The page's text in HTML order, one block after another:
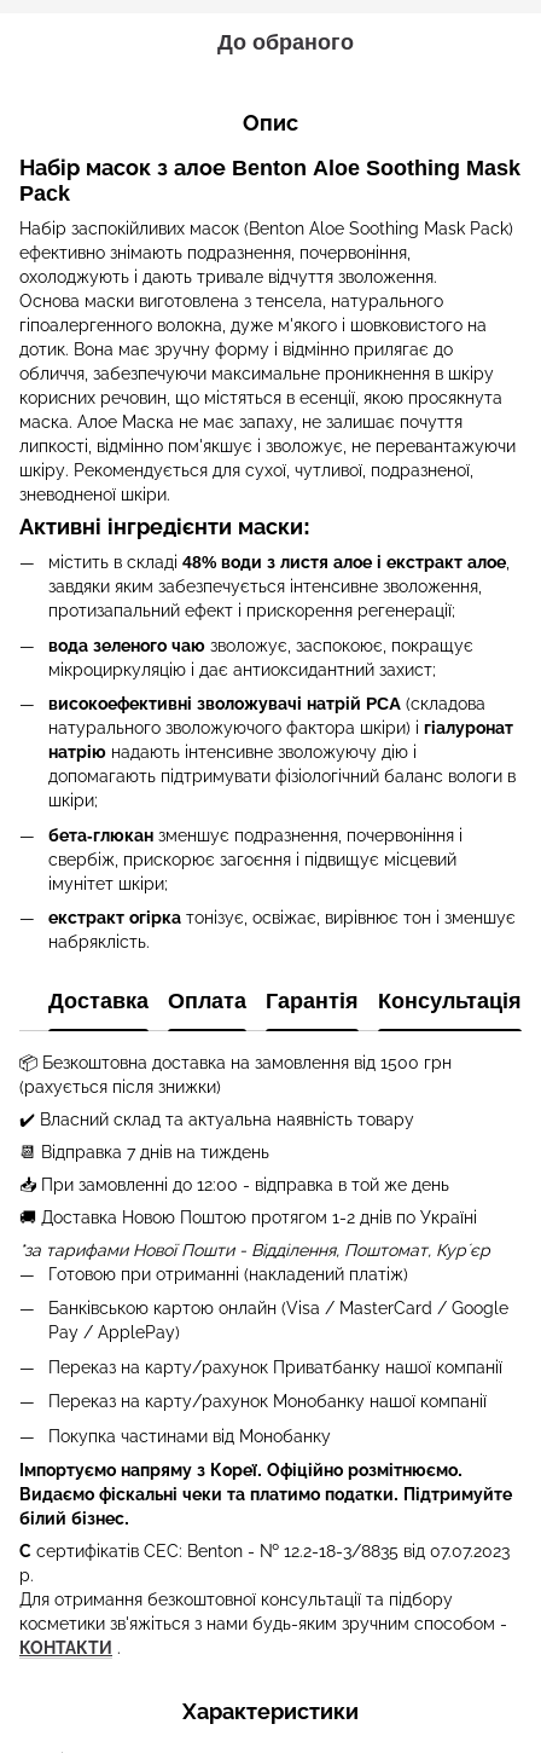
До обраного
Опис
Набір масок з алое Benton Aloe Soothing Mask
Pack
Набір заспокійливих масок (Benton Aloe Soothing Mask Pack)
ефективно знімають подразнення, почервоніння,
охолоджують і дають тривале відчуття зволоження.
Основа маски виготовлена ​​з тенсела, натурального
гіпоалергенного волокна, дуже м'якого і шовковистого на
дотик. Вона має зручну форму і відмінно прилягає до
обличчя, забезпечуючи максимальне проникнення в шкіру
корисних речовин, що містяться в есенції, якою просякнута
маска. Алое Маска не має запаху, не залишає почуття
липкості, відмінно пом'якшує і зволожує, не перевантажуючи
шкіру. Рекомендується для сухої, чутливої, подразненої,
зневодненої шкіри.
Активні інгредієнти маски:
містить в складі 48% води з листя алое і екстракт алое,
завдяки яким забезпечується інтенсивне зволоження,
протизапальний ефект і прискорення регенерації;
вода зеленого чаю зволожує, заспокоює, покращує
мікроциркуляцію і дає антиоксидантний захист;
високоефективні зволожувачі натрій PCA (складова
натурального зволожуючого фактора шкіри) і гіалуронат
натрію надають інтенсивне зволожуючу дію і
допомагають підтримувати фізіологічний баланс вологи в
шкіри;
бета-глюкан зменшує подразнення, почервоніння і
свербіж, прискорює загоєння і підвищує місцевий
імунітет шкіри;
екстракт огірка тонізує, освіжає, вирівнює тон і зменшує
набряклість.
Доставка Оплата Гарантія Консультація
📦 Безкоштовна доставка на замовлення від 1500 грн
(рахується після знижки)
✔️ Власний склад та актуальна наявність товару
📆 Відправка 7 днів на тиждень
📥 При замовленні до 12:00 - відправка в той же день
🚚 Доставка Новою Поштою протягом 1-2 днів по Україні
*за тарифами Нової Пошти - Відділення, Поштомат, Курʼєр
Готовою при отриманні (накладений платіж)
Банківською картою онлайн (Visa / MasterCard / Google
Pay / ApplePay)
Переказ на карту/рахунок Приватбанку нашої компанії
Переказ на карту/рахунок Монобанку нашої компанії
Покупка частинами від Монобанку
Імпортуємо напряму з Кореї. Офіційно розмітнюємо.
Видаємо фіскальні чеки та платимо податки. Підтримуйте
білий бізнес.
С сертифікатів СЕС: Benton - № 12.2-18-3/8835 від 07.07.2023
р.
Для отримання безкоштовної консультації та підбору
косметики зв'яжіться з нами будь-яким зручним способом -
КОНТАКТИ .
Характеристики